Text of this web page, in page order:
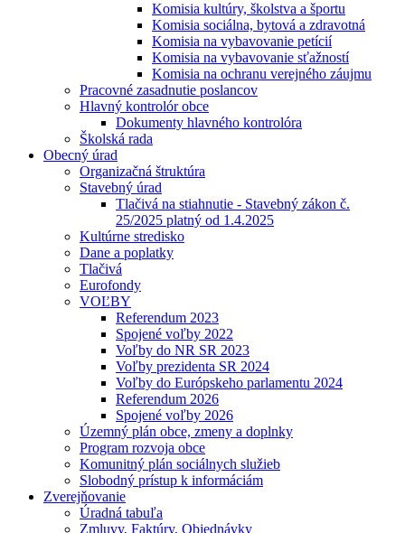
Komisia kultúry, školstva a športu
Komisia sociálna, bytová a zdravotná
Komisia na vybavovanie petícií
Komisia na vybavovanie sťažností
Komisia na ochranu verejného záujmu
Pracovné zasadnutie poslancov
Hlavný kontrolór obce
Dokumenty hlavného kontrolóra
Školská rada
Obecný úrad
Organizačná štruktúra
Stavebný úrad
Tlačivá na stiahnutie - Stavebný zákon č.
25/2025 platný od 1.4.2025
Kultúrne stredisko
Dane a poplatky
Tlačivá
Eurofondy
VOĽBY
Referendum 2023
Spojené voľby 2022
Voľby do NR SR 2023
Voľby prezidenta SR 2024
Voľby do Európskeho parlamentu 2024
Referendum 2026
Spojené voľby 2026
Územný plán obce, zmeny a doplnky
Program rozvoja obce
Komunitný plán sociálnych služieb
Slobodný prístup k informáciám
Zverejňovanie
Úradná tabuľa
Zmluvy, Faktúry, Objednávky